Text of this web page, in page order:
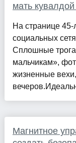
мать
На странице
социальных
Сплошные
мальчикам»,
жизненные
Магнитное